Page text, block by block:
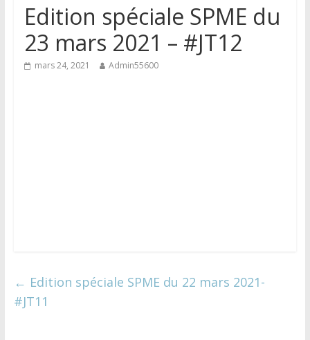
Edition spéciale SPME du
23 mars 2021 – #JT12
mars 24, 2021 Admin55600
← Edition spéciale SPME du 22 mars 2021-
#JT11